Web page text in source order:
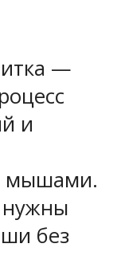
—
и
мышами.
нужны
без